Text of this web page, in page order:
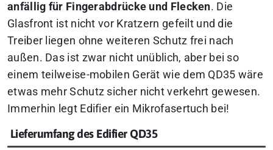
anfällig für Fingerabdrücke und Flecken. Die
Glasfront ist nicht vor Kratzern gefeilt und die
Treiber liegen ohne weiteren Schutz frei nach
außen. Das ist zwar nicht unüblich, aber bei so
einem teilweise-mobilen Gerät wie dem QD35 wäre
etwas mehr Schutz sicher nicht verkehrt gewesen.
Immerhin legt Edifier ein Mikrofasertuch bei!
Lieferumfang des Edifier QD35